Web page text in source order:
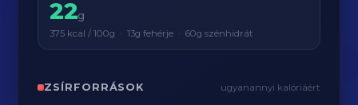
22g
375 kcal / 100g · 13g fehérje · 60g szénhidrát
ZSÍRFORRÁSOK ugyanannyi kalóriáért